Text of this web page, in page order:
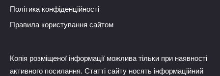
Політика конфіденційності
Правила користування сайтом
Копія розміщеної інформації можлива тільки при наявності
активного посилання. Статті сайту носять інформаційний